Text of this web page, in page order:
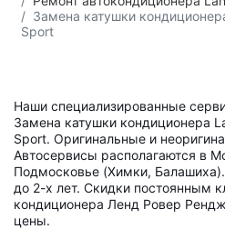
Замена катушки
Sport
Наши специализированные
Замена катушки кондиционера
Sport. Оригинальные и
Автосервисы располагаются в
Подмосковье (Химки, Балашиха).
до 2-х лет. Скидки постоянным
кондиционера Ленд Ровер
цены.